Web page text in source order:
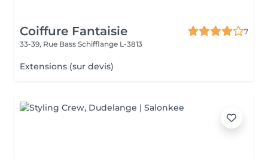
Coiffure Fantaisie
7
33-39, Rue Bass Schifflange L-3813
Extensions (sur devis)